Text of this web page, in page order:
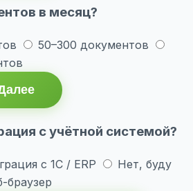
в месяц?
50–300 документов
с учётной системой?
с 1С / ERP
Нет, буду
браузер